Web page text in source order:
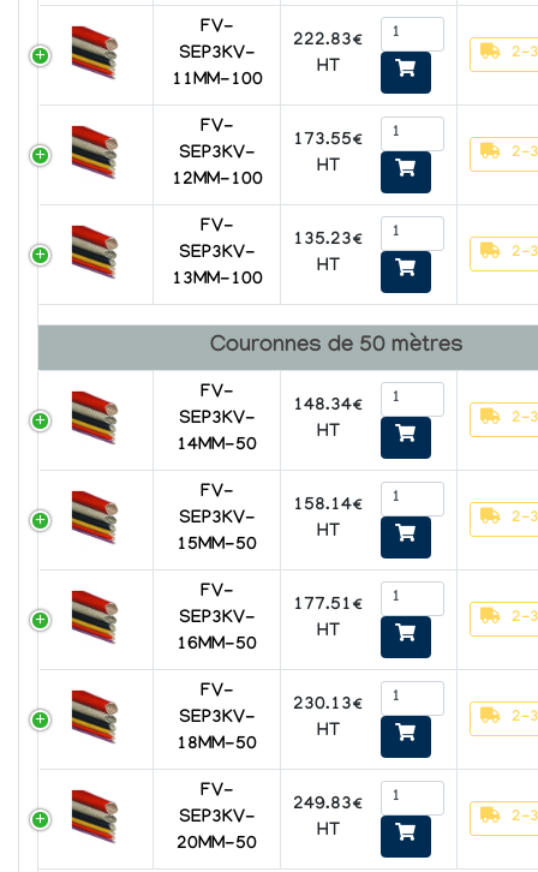
FV-
SEP3KV-
11MM-100
222.83€
HT
2-
FV-
SEP3KV-
12MM-100
173.55€
HT
2-
FV-
SEP3KV-
13MM-100
135.23€
HT
2-
Couronnes de 50 mètres
FV-
SEP3KV-
14MM-50
148.34€
HT
2-
FV-
SEP3KV-
15MM-50
158.14€
HT
2-
FV-
SEP3KV-
16MM-50
177.51€
HT
2-
FV-
SEP3KV-
18MM-50
230.13€
HT
2-
FV-
SEP3KV-
20MM-50
249.83€
HT
2-